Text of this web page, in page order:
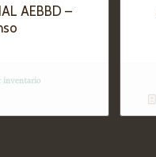
AEBBD –
inventario